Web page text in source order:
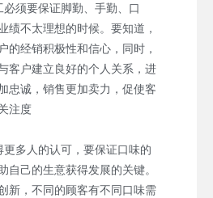
须要保证脚勤、手勤、口
绩不太理想的时候。要知道，
的经销积极性和信心，同时，
客户建立良好的个人关系，进
忠诚，销售更加卖力，促使客
注度
多人的认可，要保证口味的
自己的生意获得发展的关键。
新，不同的顾客有不同口味需